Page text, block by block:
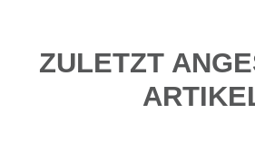
ZULETZT